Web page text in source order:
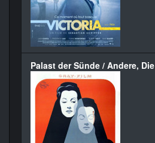
Palast der Sünde / Andere, Die